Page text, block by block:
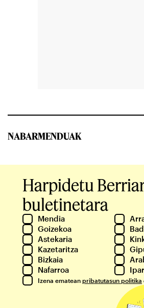
NABARMENDUAK
Harpidetu
buletinetara
Mendia
Goizekoa
Astekaria
Kazetaritza
Bizkaia
Nafarroa
Izena ematean pribatutasun politika